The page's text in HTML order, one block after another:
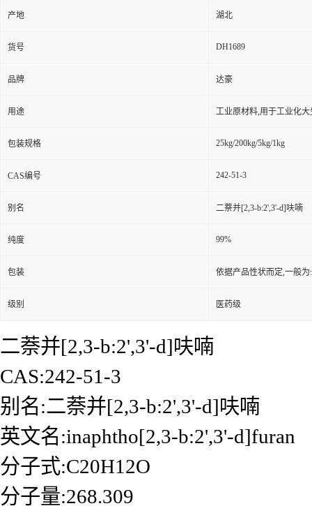
产地 湖北
货号 DH1689
品牌 达豪
用途 工业原材料,用于工业化大
包装规格 25kg/200kg/5kg/1kg
CAS编号 242-51-3
别名 二萘并[2,3-b:2',3'-d]呋喃
纯度 99%
包装 依据产品性状而定,一般
级别 医药级
二萘并[2,3-b:2',3'-d]呋喃
CAS:242-51-3
别名:二萘并[2,3-b:2',3'-d]呋喃
英文名:inaphtho[2,3-b:2',3'-d]furan
分子式:C20H12O
分子量:268.309